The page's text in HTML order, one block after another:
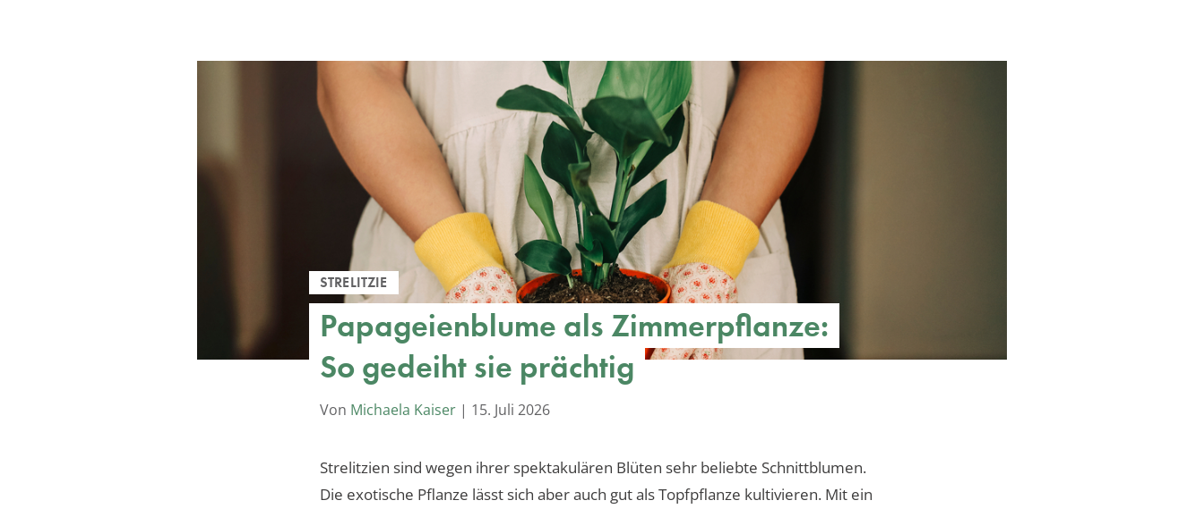
STRELITZIE
Papageienblume als Zimmerpflanze:
So gedeiht sie prächtig
Von Michaela Kaiser | 15. Juli 2026
Strelitzien sind wegen ihrer spektakulären Blüten sehr beliebte Schnittblumen.
Die exotische Pflanze lässt sich aber auch gut als Topfpflanze kultivieren. Mit ein